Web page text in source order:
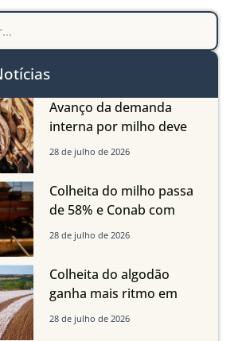
Avanço da demanda
interna por milho deve
compensar aumento da
em Mato Grosso, aponta
Imea
28 de julho de 2026
Colheita do milho passa
de 58% e Conab com
boas produtividades em
quedas em Tocantins,
Maranhão e Piauí
28 de julho de 2026
Colheita do algodão
ganha mais ritmo em
Mato Grosso, Mato
28 de julho de 2026